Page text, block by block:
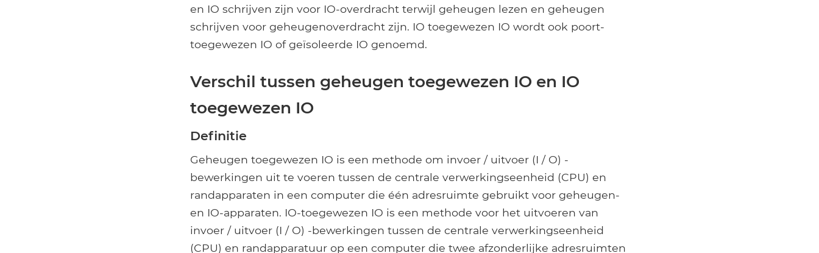
en IO schrijven zijn voor IO-overdracht terwijl geheugen lezen en geheugen
schrijven voor geheugenoverdracht zijn. IO toegewezen IO wordt ook poort-
toegewezen IO of geïsoleerde IO genoemd.
Verschil tussen geheugen toegewezen IO en IO
toegewezen IO
Definitie
Geheugen toegewezen IO is een methode om invoer / uitvoer (I / O) -
bewerkingen uit te voeren tussen de centrale verwerkingseenheid (CPU) en
randapparaten in een computer die één adresruimte gebruikt voor geheugen-
en IO-apparaten. IO-toegewezen IO is een methode voor het uitvoeren van
invoer / uitvoer (I / O) -bewerkingen tussen de centrale verwerkingseenheid
(CPU) en randapparatuur op een computer die twee afzonderlijke adresruimten